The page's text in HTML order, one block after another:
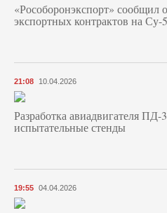
«Рособоронэкспорт» сообщил
экспортных контрактов на Су-
21:08 10.04.2026
Разработка авиадвигателя
испытательные стенды
19:55 04.04.2026